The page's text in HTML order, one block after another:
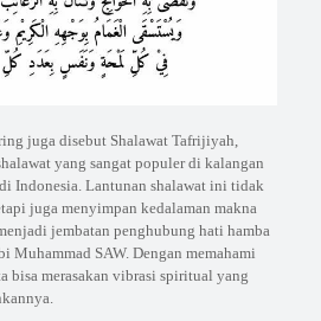
juga disebut Shalawat Tafrijiyah,
yang sangat populer di kalangan
Indonesia. Lantunan shalawat ini tidak
juga menyimpan kedalaman makna
jembatan penghubung hati hamba
Muhammad SAW. Dengan memahami
bisa merasakan vibrasi spiritual yang